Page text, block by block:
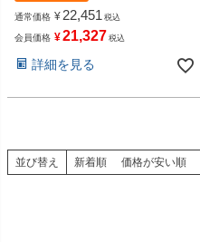
通常価格 ¥ 22,451 税込
会員価格 ¥21,327 税込
詳細を見る
並び替え 新着順 価格が安い順